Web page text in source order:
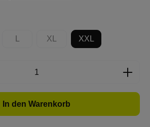
Option ist zurzeit nicht verfügbar.)
(Diese Option ist zurzeit nicht verfügbar.)
XL
(Diese Option ist zurzeit nicht
XXL
Gib den gewünschten
In den Warenkorb